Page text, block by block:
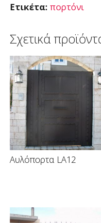
Ετικέτα: πορτόνι
Σχετικά
Αυλόπορτα LA12